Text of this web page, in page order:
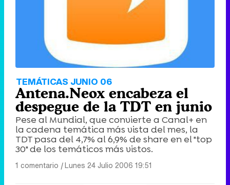
TEMÁTICAS JUNIO 06
Antena.Neox encabeza el
despegue de la TDT en junio
Pese al Mundial, que convierte a Canal+ en
la cadena temática más vista del mes, la
TDT pasa del 4,7% al 6,9% de share en el "top
30" de los temáticos más vistos.
1 comentario |Lunes 24 Julio 2006 19:51